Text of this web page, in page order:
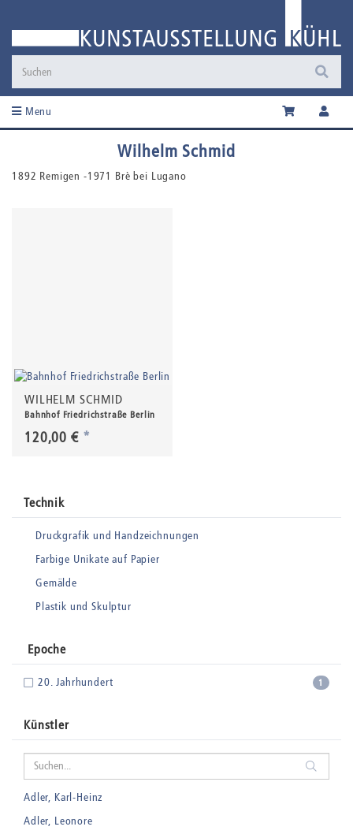
Menu
Wilhelm Schmid
1892 Remigen -1971 Brè bei Lugano
WILHELM SCHMID
Bahnhof Friedrichstraße Berlin
120,00 € *
Technik
Druckgrafik und Handzeichnungen
Farbige Unikate auf Papier
Gemälde
Plastik und Skulptur
Epoche
1
20. Jahrhundert
Künstler
Adler, Karl-Heinz
Adler, Leonore